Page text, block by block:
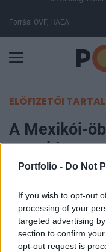
Portfolio - Do Not
If you wish to opt-out
processing of your
targeted advertising
section to confirm
opt-out request is
Forrás: OVF, HAEA
ELŐFIZETŐI
A Mexikói-
Donald
Közel-Kelet
Portfolio
2025. május 08. 09:17
Donald Trump